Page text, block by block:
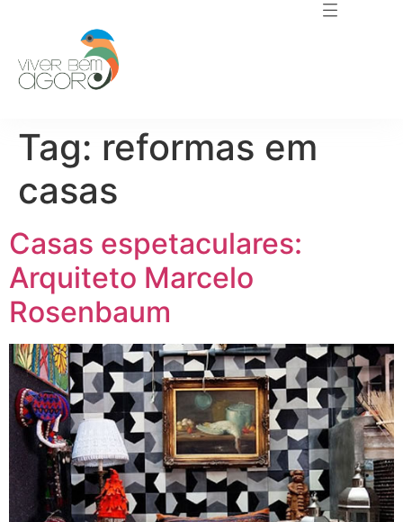
Tag: reformas em
casas
Casas espetaculares:
Arquiteto Marcelo
Rosenbaum